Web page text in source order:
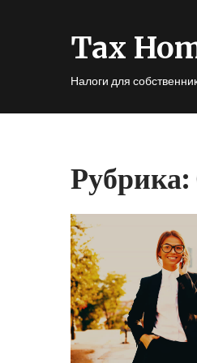
Tax
Налоги для
Рубрика: